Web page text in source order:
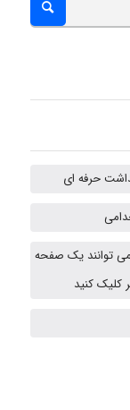
Alirez0990
توانند یک صفحه
کلیک کنید